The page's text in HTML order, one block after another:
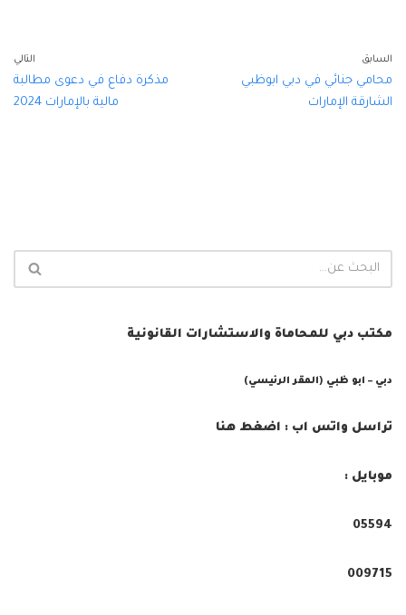
السابق
محامي جنائي في دبي ابوظبي
الشارقة الإمارات
التالي
مذكرة دفاع في دعوى مطالبة
مالية بالإمارات 2024
مكتب دبي للمحاماة والاستشارات القانونية
دبي – ابو ظبي (المقر الرئيسي)
تراسل واتس اب : اضغط هنا
موبايل :
05594⁩
009715⁩